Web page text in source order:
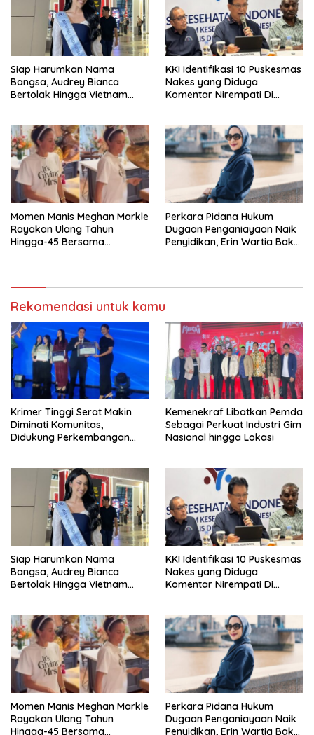
Siap Harumkan Nama
Bangsa, Audrey Bianca
Bertolak Hingga Vietnam
KKI Identifikasi 10 Puskesmas
Nakes yang Diduga
Komentar Nirempati Di
Momen Manis Meghan Markle
Rayakan Ulang Tahun
Hingga-45 Bersama
Perkara Pidana Hukum
Dugaan Penganiayaan Naik
Penyidikan, Erin Wartia Bakal
Rekomendasi untuk kamu
Krimer Tinggi Serat Makin
Diminati Komunitas,
Didukung Perkembangan
Kemenekraf Libatkan Pemda
Sebagai Perkuat Industri Gim
Nasional hingga Lokasi
Siap Harumkan Nama
Bangsa, Audrey Bianca
Bertolak Hingga Vietnam
KKI Identifikasi 10 Puskesmas
Nakes yang Diduga
Komentar Nirempati Di
Momen Manis Meghan Markle
Rayakan Ulang Tahun
Hingga-45 Bersama
Perkara Pidana Hukum
Dugaan Penganiayaan Naik
Penyidikan, Erin Wartia Bakal